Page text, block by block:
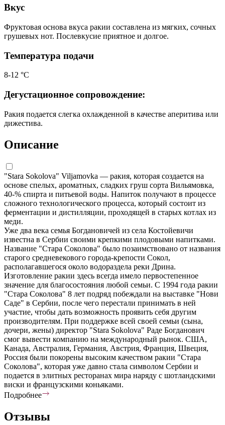
Вкус
Фруктовая основа вкуса ракии составлена из мягких, сочных
грушевых нот. Послевкусие приятное и долгое.
Температура подачи
8-12 °C
Дегустационное сопровождение:
Ракия подается слегка охлажденной в качестве аперитива или
дижестива.
Описание
"Stara Sokolova" Viljamovka — ракия, которая создается на
основе спелых, ароматных, сладких груш сорта Вильямовка,
40-% спирта и питьевой воды. Напиток получают в процессе
сложного технологического процесса, который состоит из
ферментации и дистилляции, проходящей в старых котлах из
меди.
Уже два века семья Богдановичей из села Костойевичи
известна в Сербии своими крепкими плодовыми напитками.
Название "Стара Соколова" было позаимствовано от названия
старого средневекового города-крепости Сокол,
располагавшегося около водораздела реки Дрина.
Изготовление ракии здесь всегда имело первостепенное
значение для благосостояния любой семьи. С 1994 года ракии
"Стара Соколова" 8 лет подряд побеждали на выставке "Нови
Саде" в Сербии, после чего перестали принимать в ней
участие, чтобы дать возможность проявить себя другим
производителям. При поддержке всей своей семьи (сына,
дочери, жены) директор "Stara Sokolova" Раде Богданович
смог вывести компанию на международный рынок. США,
Канада, Австралия, Германия, Австрия, Франция, Швеция,
Россия были покорены высоким качеством ракии "Стара
Соколова", которая уже давно стала символом Сербии и
подается в элитных ресторанах мира наряду с шотландскими
виски и французскими коньяками.
Подробнее
Отзывы